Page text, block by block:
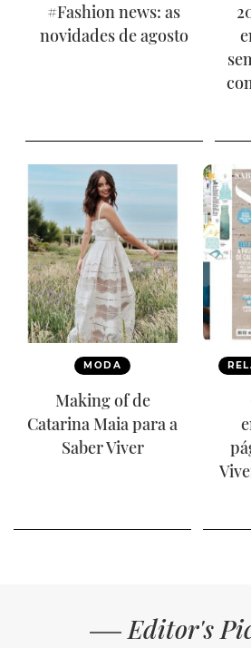
#Fashion news: as
novidades de agosto
MODA
Making of de
Catarina Maia para a
Saber Viver
Editor's